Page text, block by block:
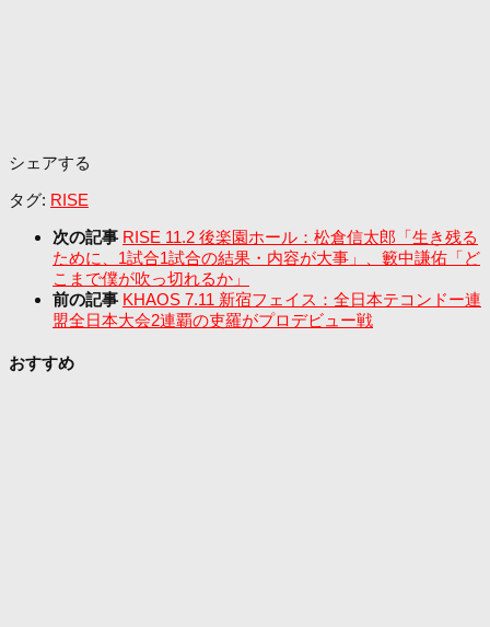
シェアする
タグ: RISE
次の記事 RISE 11.2 後楽園ホール：松倉信太郎「生き残る
ために、1試合1試合の結果・内容が大事」、籔中謙佑「ど
こまで僕が吹っ切れるか」
前の記事 KHAOS 7.11 新宿フェイス：全日本テコンドー連
盟全日本大会2連覇の吏羅がプロデビュー戦
おすすめ